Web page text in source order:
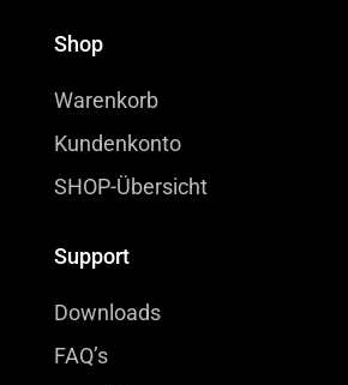
Shop
Warenkorb
Kundenkonto
SHOP-Übersicht
Support
Downloads
FAQ’s